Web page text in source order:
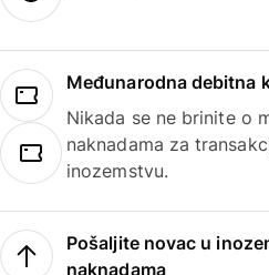
Međunarodna debitna
Nikada se ne brinite o
naknadama za
inozemstvu.
Pošaljite novac u
naknadama